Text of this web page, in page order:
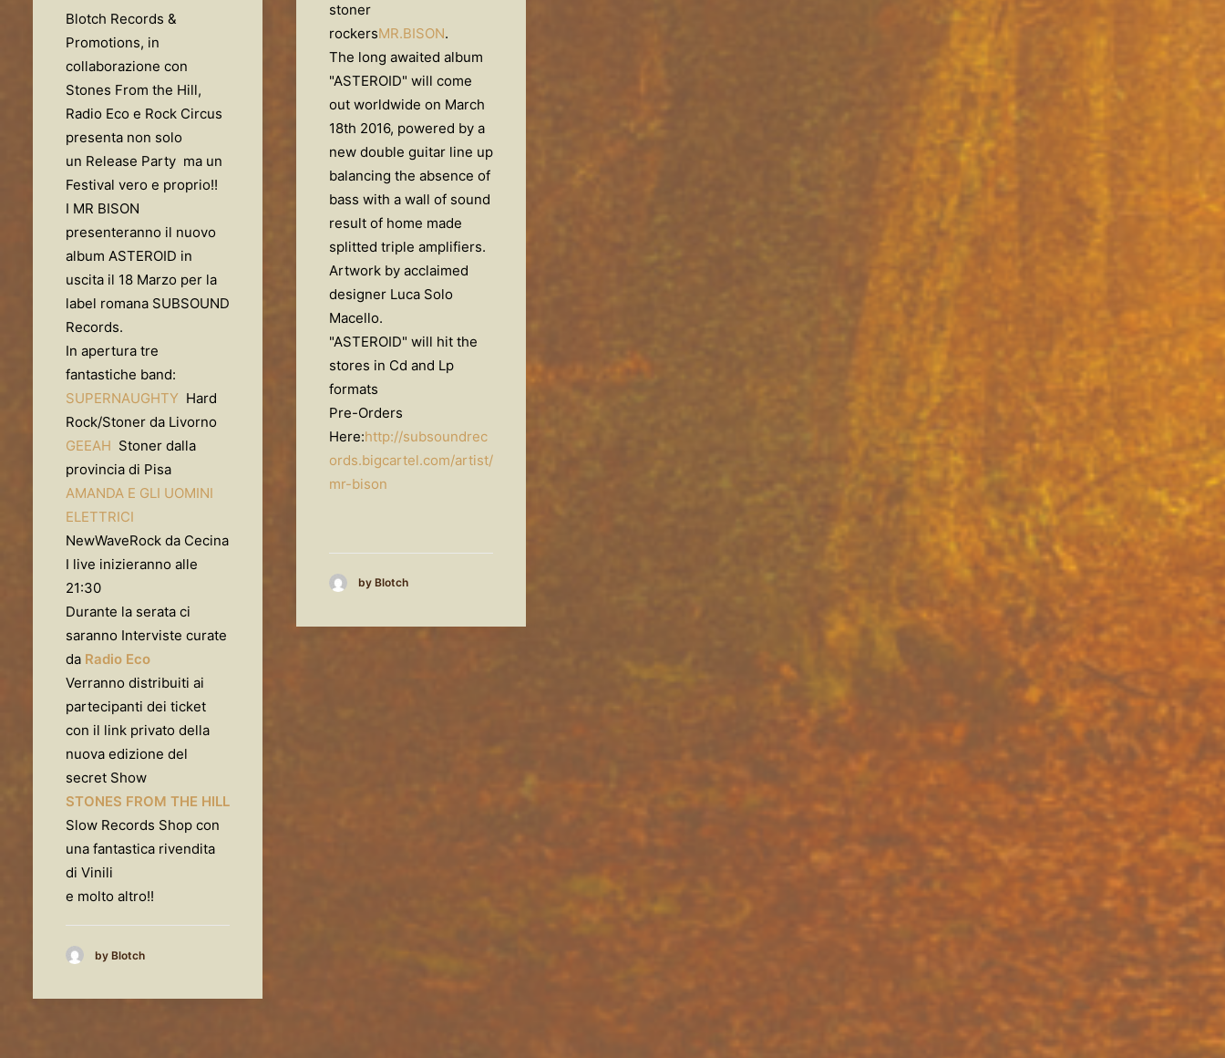
Blotch Records &
Promotions, in
collaborazione con
Stones From the Hill,
Radio Eco e Rock Circus
presenta non solo
un Release Party ma un
Festival vero e proprio!!
I MR BISON
presenteranno il nuovo
album ASTEROID in
uscita il 18 Marzo per la
label romana SUBSOUND
Records.
In apertura tre
fantastiche band:
SUPERNAUGHTY Hard
Rock/Stoner da Livorno
GEEAH Stoner dalla
provincia di Pisa
AMANDA E GLI UOMINI
ELETTRICI
NewWaveRock da Cecina
I live inizieranno alle
21:30
Durante la serata ci
saranno Interviste curate
da Radio Eco
Verranno distribuiti ai
partecipanti dei ticket
con il link privato della
nuova edizione del
secret Show
STONES FROM THE HILL
Slow Records Shop con
una fantastica rivendita
di Vinili
e molto altro!!
by Blotch
stoner
rockersMR.BISON.
The long awaited album
"ASTEROID" will come
out worldwide on March
18th 2016, powered by a
new double guitar line up
balancing the absence of
bass with a wall of sound
result of home made
splitted triple amplifiers.
Artwork by acclaimed
designer Luca Solo
Macello.
"ASTEROID" will hit the
stores in Cd and Lp
formats
Pre-Orders
Here:http://subsoundrec
ords.bigcartel.com/artist/
mr-bison
by Blotch